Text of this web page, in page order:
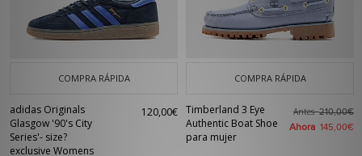
COMPRA RÁPIDA
adidas Originals
Glasgow '90's City
Series'- size?
exclusive Womens
120,00€
COMPRA RÁPIDA
Timberland 3 Eye
Authentic Boat Shoe
para mujer
Antes210,00€
Ahora 145,00€